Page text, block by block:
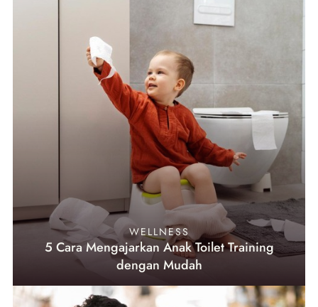
WELLNESS
5 Cara Mengajarkan Anak Toilet Training
dengan Mudah